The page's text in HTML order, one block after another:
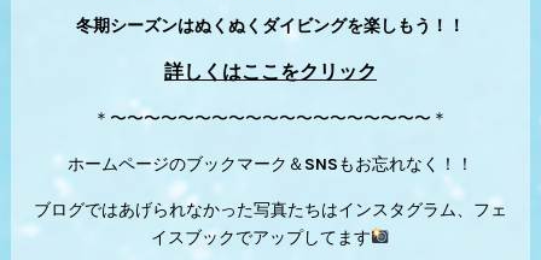
冬期シーズンはぬくぬくダイビングを楽しもう！！
詳しくはここをクリック
＊〜〜〜〜〜〜〜〜〜〜〜〜〜〜〜〜〜〜〜＊
ホームページのブックマーク＆SNSもお忘れなく！！
ブログではあげられなかった写真たちはインスタグラム、フェ
イスブックでアップしてます